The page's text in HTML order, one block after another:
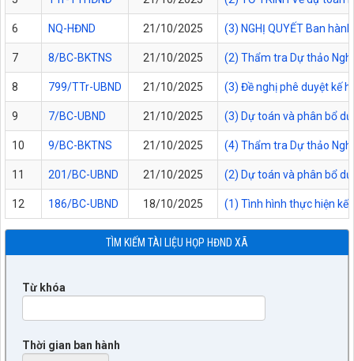
6 NQ-HĐND 21/10/2025 (3) NGHỊ QUYẾT Ban
7 8/BC-BKTNS 21/10/2025 (2) Thẩm tra Dự thảo
8 799/TTr-UBND 21/10/2025 (3) Đề nghị phê duyệt kế
9 7/BC-UBND 21/10/2025 (3) Dự toán và phân bổ
10 9/BC-BKTNS 21/10/2025 (4) Thẩm tra Dự thảo
11 201/BC-UBND 21/10/2025 (2) Dự toán và phân bổ
12 186/BC-UBND 18/10/2025 (1) Tình hình thực hiện kế
TÌM KIẾM TÀI LIỆU HỌP HĐND XÃ
Từ khóa
Thời gian ban hành